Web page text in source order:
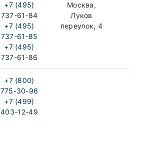
+7 (495)
737-61-84
+7 (495)
737-61-85
+7 (495)
737-61-86
Москва,
Луков
переулок, 4
+7 (800)
775-30-96
+7 (499)
403-12-49